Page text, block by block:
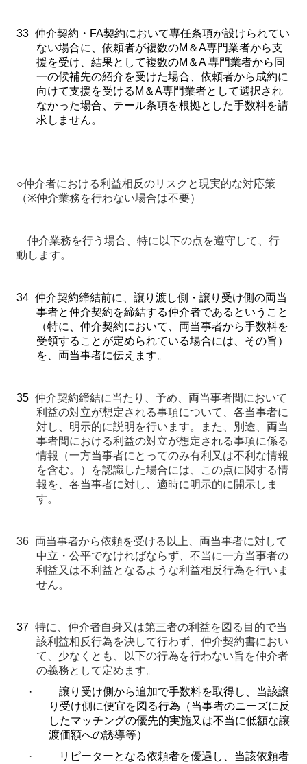
33 仲介契約・ FA契約において専任条項が設けられてい
ない場合に、依頼者が複数のM ＆A専門業者から支
援を受け、結果として複数のM ＆A専門業者から同
一の候補先の紹介を受けた場合、依頼者から成約に
向けて支援を受ける M ＆A専門業者として選択され
なかった場合、テール条項を根拠とした手数料を請
求しません。
○仲介者における利益相反のリスクと現実的な対応策
（※仲介業務を行わない場合は不要）
仲介業務を行う場合、特に以下の点を遵守して、行
動します。
34 仲介契約締結前に、譲り渡し側・譲り受け側の両当
事者と仲介契約を締結する仲介者であるということ
（特に、仲介契約において、両当事者から手数料を
受領することが定められている場合には、その旨）
を、両当事者に伝えます。
35 仲介契約締結に当たり、予め、両当事者間において
利益の対立が想定される事項について、各当事者に
対し、明示的に説明を行います。また、別途、両当
事者間における利益の対立が想定される事項に係る
情報（一方当事者にとってのみ有利又は不利な情報
を含む。）を認識した場合には、この点に関する情
報を、各当事者に対し、適時に明示的に開示しま
す。
36 両当事者から依頼を受ける以上、両当事者に対して
中立・公平でなければならず、不当に一方当事者の
利益又は不利益となるような利益相反行為を行いま
せん。
37 特に、仲介者自身又は第三者の利益を図る目的で当
該利益相反行為を決して行わず、仲介契約書におい
て、少なくとも、以下の行為を行わない旨を仲介者
の義務として定めます。
·
譲り受け側から追加で手数料を取得し、当該譲
り受け側に便宜を図る行為（当事者のニーズに反
したマッチングの優先的実施又は不当に低額な譲
渡価額への誘導等）
·
リピーターとなる依頼者を優遇し、当該依頼者